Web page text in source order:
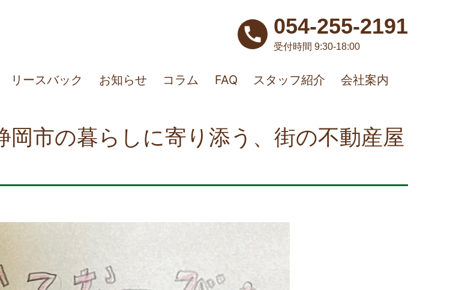
054-255-2191
受付時間 9:30-18:00
リースバック お知らせ コラム FAQ スタッフ紹介 会社案内
岡市の暮らしに寄り添う、街の不動産屋